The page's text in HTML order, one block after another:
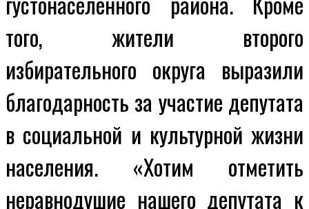
того, жители второго
избирательного округа выразили
благодарность за участие депутата
в социальной и культурной жизни
населения. «Хотим отметить
неравнодушие нашего депутата к